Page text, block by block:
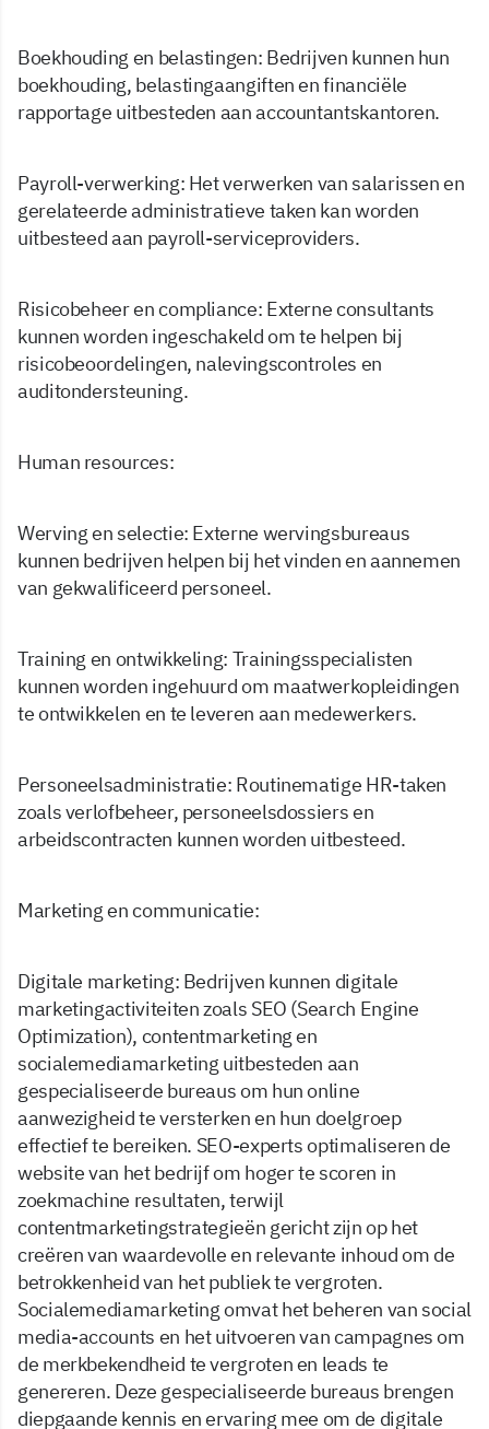
Boekhouding en belastingen: Bedrijven kunnen hun
boekhouding, belastingaangiften en financiële
rapportage uitbesteden aan accountantskantoren.
Payroll-verwerking: Het verwerken van salarissen en
gerelateerde administratieve taken kan worden
uitbesteed aan payroll-serviceproviders.
Risicobeheer en compliance: Externe consultants
kunnen worden ingeschakeld om te helpen bij
risicobeoordelingen, nalevingscontroles en
auditondersteuning.
Human resources:
Werving en selectie: Externe wervingsbureaus
kunnen bedrijven helpen bij het vinden en aannemen
van gekwalificeerd personeel.
Training en ontwikkeling: Trainingsspecialisten
kunnen worden ingehuurd om maatwerkopleidingen
te ontwikkelen en te leveren aan medewerkers.
Personeelsadministratie: Routinematige HR-taken
zoals verlofbeheer, personeelsdossiers en
arbeidscontracten kunnen worden uitbesteed.
Marketing en communicatie:
Digitale marketing: Bedrijven kunnen digitale
marketingactiviteiten zoals SEO (Search Engine
Optimization), contentmarketing en
socialemediamarketing uitbesteden aan
gespecialiseerde bureaus om hun online
aanwezigheid te versterken en hun doelgroep
effectief te bereiken. SEO-experts optimaliseren de
website van het bedrijf om hoger te scoren in
zoekmachine resultaten, terwijl
contentmarketingstrategieën gericht zijn op het
creëren van waardevolle en relevante inhoud om de
betrokkenheid van het publiek te vergroten.
Socialemediamarketing omvat het beheren van social
media-accounts en het uitvoeren van campagnes om
de merkbekendheid te vergroten en leads te
genereren. Deze gespecialiseerde bureaus brengen
diepgaande kennis en ervaring mee om de digitale